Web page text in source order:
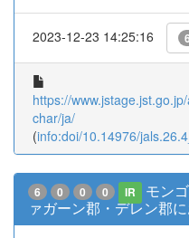
2023-12-23 14:25:16
https://
char/ja/
(info:doi/10.14976/
6 0 0 0 IR
モン
ァガーン郡・デレン郡